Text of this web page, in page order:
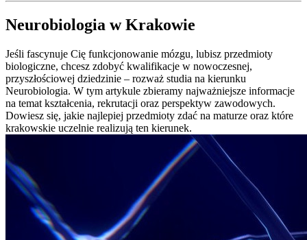
Neurobiologia w Krakowie
Jeśli fascynuje Cię funkcjonowanie mózgu, lubisz przedmioty
biologiczne, chcesz zdobyć kwalifikacje w nowoczesnej,
przyszłościowej dziedzinie – rozważ studia na kierunku
Neurobiologia. W tym artykule zbieramy najważniejsze informacje
na temat kształcenia, rekrutacji oraz perspektyw zawodowych.
Dowiesz się, jakie najlepiej przedmioty zdać na maturze oraz które
krakowskie uczelnie realizują ten kierunek.